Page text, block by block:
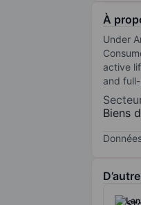
À
Under
active
and
Biens